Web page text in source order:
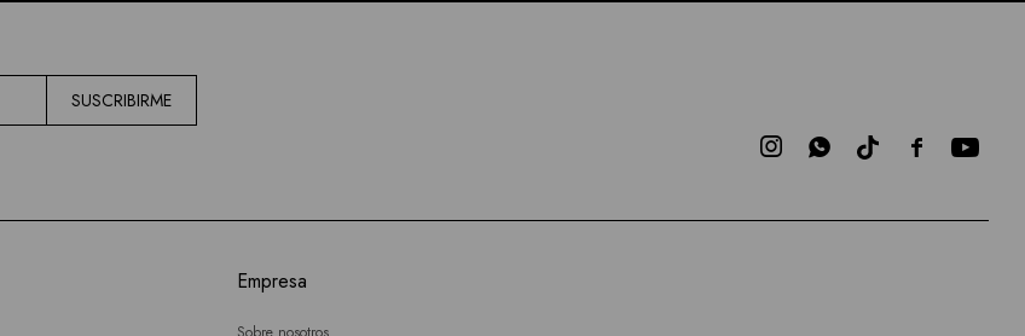
SUSCRIBIRME

 
Empresa